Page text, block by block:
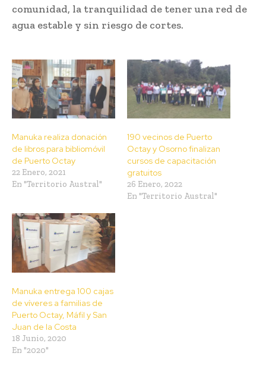
comunidad, la tranquilidad de tener una red de
agua estable y sin riesgo de cortes.
Manuka realiza donación
de libros para bibliomóvil
de Puerto Octay
22 Enero, 2021
En "Territorio Austral"
190 vecinos de Puerto
Octay y Osorno finalizan
cursos de capacitación
gratuitos
26 Enero, 2022
En "Territorio Austral"
Manuka entrega 100 cajas
de víveres a familias de
Puerto Octay, Máfil y San
Juan de la Costa
18 Junio, 2020
En "2020"